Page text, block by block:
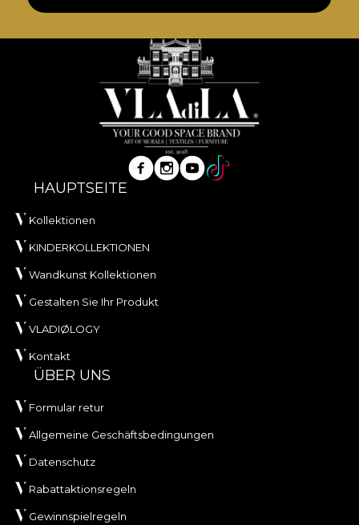
HAUPTSEITE
Kollektionen
KINDERKOLLEKTIONEN
Wandkunst Kollektionen
Gestalten Sie Ihr Produkt
VLADIØLOGY
Kontakt
ÜBER UNS
Formular retur
Allgemeine Geschäftsbedingungen
Datenschutz
Rabattaktionsregeln
Gewinnspielregeln